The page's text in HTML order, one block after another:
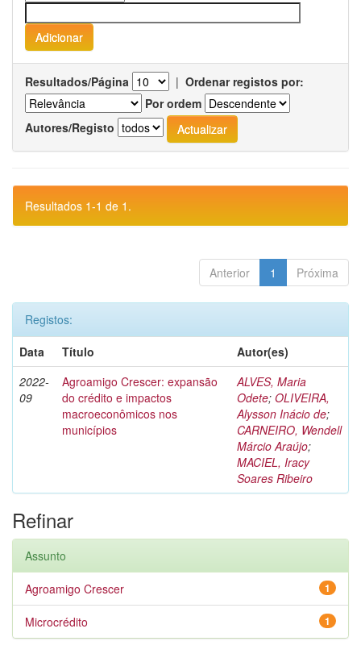
Resultados/Página | Ordenar registos por:
Por ordem
Autores/Registo
Resultados 1-1 de 1.
Anterior 1 Próxima
Registos:
Data
Título
Autor(es)
2022-
09
Agroamigo Crescer: expansão
do crédito e impactos
macroeconômicos nos
municípios
ALVES, Maria
Odete; OLIVEIRA,
Alysson Inácio de;
CARNEIRO, Wendell
Márcio Araújo;
MACIEL, Iracy
Soares Ribeiro
Refinar
Assunto
1
Agroamigo Crescer
1
Microcrédito